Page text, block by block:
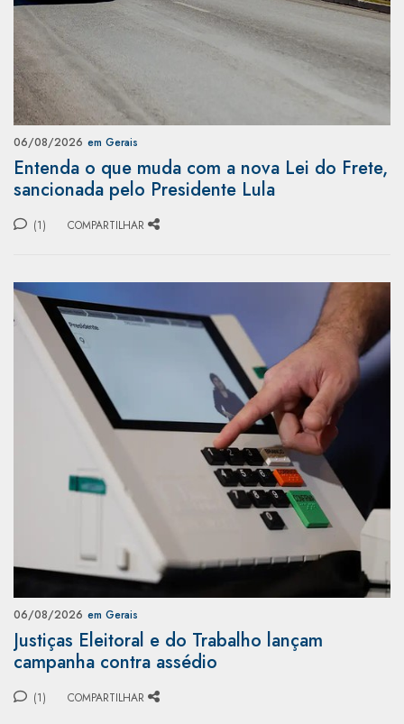
06/08/2026 em Gerais
Entenda o que muda com a nova Lei do Frete,
sancionada pelo Presidente Lula
(1) COMPARTILHAR
06/08/2026 em Gerais
Justiças Eleitoral e do Trabalho lançam
campanha contra assédio
(1) COMPARTILHAR